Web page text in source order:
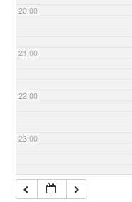
20:00
21:00
22:00
23:00